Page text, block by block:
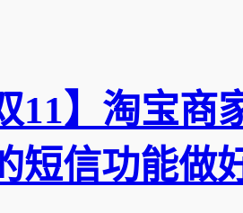
11】淘宝商
短信功能做